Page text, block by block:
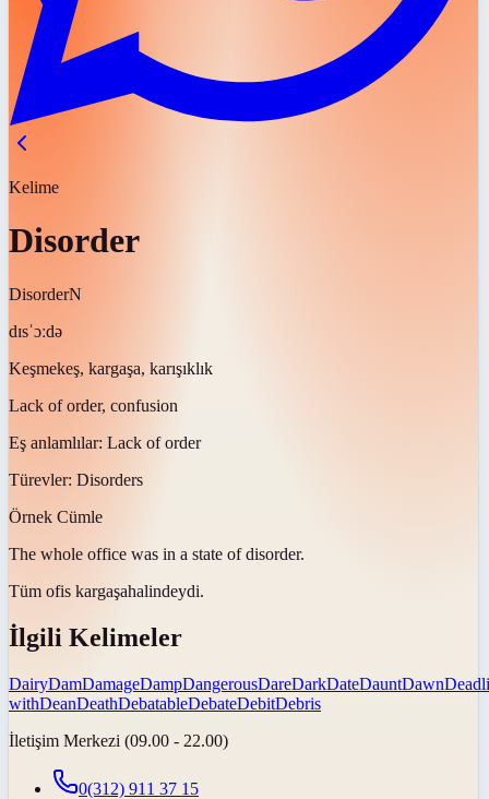
Kelime
Disorder
DisorderN
dɪsˈɔːdə
Keşmekeş, kargaşa, karışıklık
Lack of order, confusion
Eş anlamlılar: Lack of order
Türevler: Disorders
Örnek Cümle
The whole office was in a state of disorder.
Tüm ofis kargaşahalindeydi.
İlgili Kelimeler
DairyDamDamageDampDangerousDareDarkDateDauntDawn
withDeanDeathDebatableDebateDebitDebris
İletişim Merkezi (09.00 - 22.00)
0(312) 911 37 15